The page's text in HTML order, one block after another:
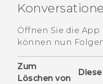
VIVERSE
UNTERSTÜTZUNG
HTC-Geräte und
Öffnen Sie die App
können nun
Zum
Löschen von